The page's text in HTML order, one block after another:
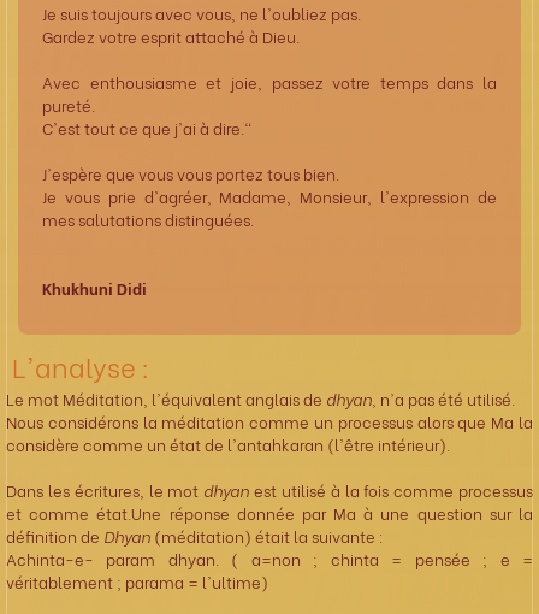
Je suis toujours avec vous, ne l'oubliez pas.
Gardez votre esprit attaché à Dieu.
Avec enthousiasme et joie, passez votre temps dans la
pureté.
C'est tout ce que j'ai à dire."
J'espère que vous vous portez tous bien.
Je vous prie d'agréer, Madame, Monsieur, l'expression de
mes salutations distinguées.
Khukhuni Didi
L'analyse :
Le mot Méditation, l'équivalent anglais de dhyan , n'a pas été utilisé.
Nous considérons la méditation comme un processus alors que Ma la
considère comme un état de l'antahkaran (l'être intérieur).
Dans les écritures, le mot dhyan est utilisé à la fois comme processus
et comme état.Une réponse donnée par Ma à une question sur la
définition de Dhyan (méditation) était la suivante :
Achinta-e- param dhyan. ( a=non ; chinta = pensée ; e =
véritablement ; parama = l'ultime)